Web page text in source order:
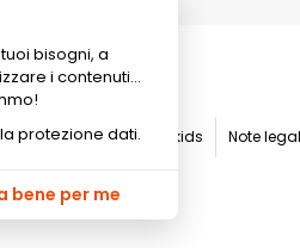
bisogni, a
i contenuti...
protezione dati.
bene per me
rights reserved. Annikids Note